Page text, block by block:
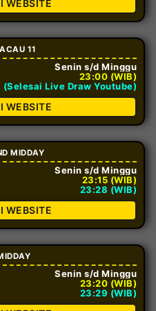
WEBSITE
11
Senin s/d Minggu
23:00 (WIB)
(Selesai Live Draw Youtube)
WEBSITE
MIDDAY
Senin s/d Minggu
23:15 (WIB)
23:28 (WIB)
WEBSITE
Senin s/d Minggu
23:20 (WIB)
23:29 (WIB)